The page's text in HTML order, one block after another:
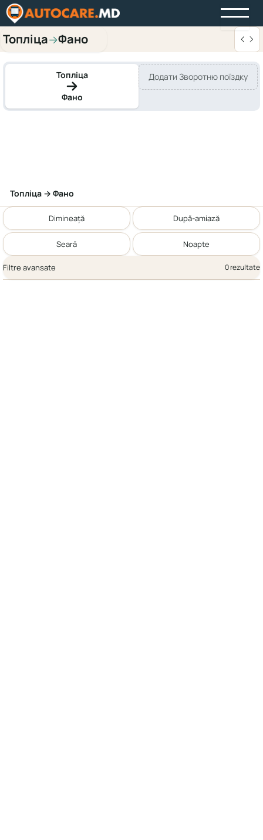
Топліца→Фано
Топліца
Фано
Додати Зворотню поїздку
Топліца → Фано
Dimineață După-amiază
Seară Noapte
Filtre avansate 0 rezultate